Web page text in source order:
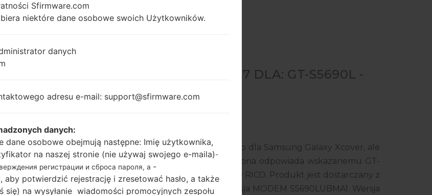
OPROGRAMOWANIE #6037 DLA: GT-S5690L -
XCOVER
najnowszą aktualizację oprogramowania układowego dla Samsung Galaxy Xcover, ale
zapomnij sprawdzić, czy numer modelu Twojego smartfona odpowiada wskazanemu GT-
Kod oprogramowania układowego to PCT z PUERTO RICO. Produkt jest dostarczany z
PDA S5690LUBMA1, wersja CSC S5690LUWAMA2, wersja MODEM S5690LUBMA1. Wersja
Sfirmware.com
niektóre dane osobowe swoich Użytkowników.
danych
adresu e-mail: support@sfirmware.com
danych:
dane osobowe obejmują następne: Imię użytkownika,
na naszej stronie (nie używaj swojego e-maila)-
регистрации и сброса пароля, а -
aby potwierdzić rejestrację i zresetować hasło, a także
się) na wysyłanie wiadomości promocyjnych zespołu